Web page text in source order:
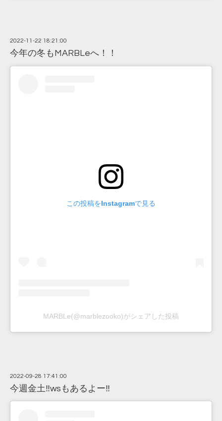
2022-11-22 18:21:00
今年の冬もMARBLeへ！！
この投稿をInstagramで見る
MARBLe(@marblezooko)がシェアした投稿
2022-09-28 17:41:00
今週金土‼wsもあるよー‼